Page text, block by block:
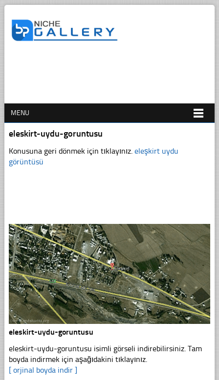
MENU
eleskirt-uydu-goruntusu
Konusuna geri dönmek için tıklayınız. eleşkirt uydu
görüntüsü
eleskirt-uydu-goruntusu
eleskirt-uydu-goruntusu isimli görseli indirebilirsiniz. Tam
boyda indirmek için aşağıdakini tıklayınız.
[ orjinal boyda indir ]